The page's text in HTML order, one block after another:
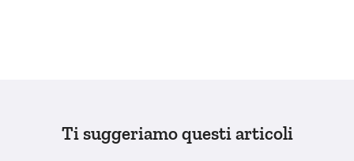
Ti suggeriamo questi articoli